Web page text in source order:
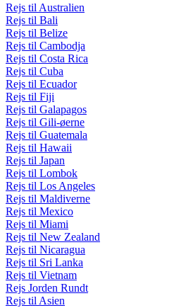
Rejs til Australien
Rejs til Bali
Rejs til Belize
Rejs til Cambodja
Rejs til Costa Rica
Rejs til Cuba
Rejs til Ecuador
Rejs til Fiji
Rejs til Galapagos
Rejs til Gili-øerne
Rejs til Guatemala
Rejs til Hawaii
Rejs til Japan
Rejs til Lombok
Rejs til Los Angeles
Rejs til Maldiverne
Rejs til Mexico
Rejs til Miami
Rejs til New Zealand
Rejs til Nicaragua
Rejs til Sri Lanka
Rejs til Vietnam
Rejs Jorden Rundt
Rejs til Asien